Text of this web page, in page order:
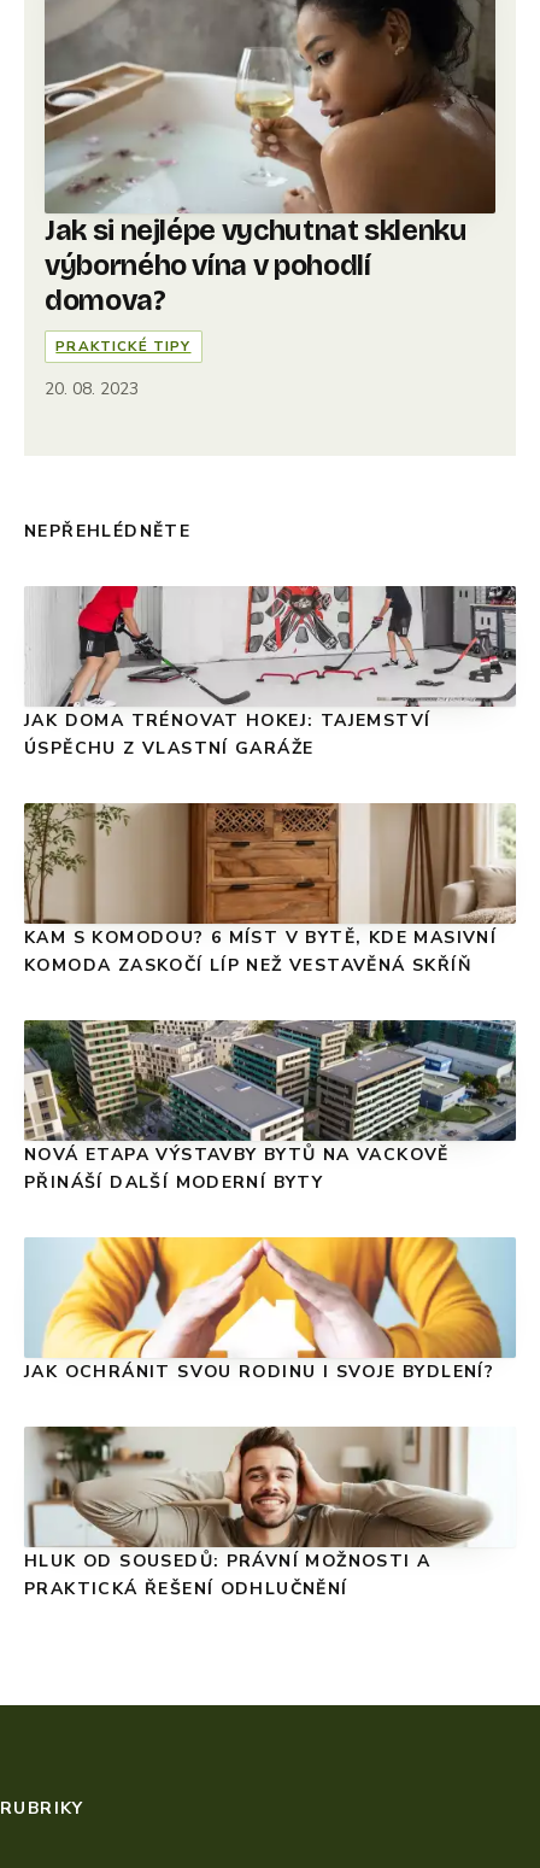
Jak si nejlépe vychutnat sklenku
výborného vína v pohodlí
domova?
PRAKTICKÉ TIPY
20. 08. 2023
NEPŘEHLÉDNĚTE
JAK DOMA TRÉNOVAT HOKEJ: TAJEMSTVÍ
ÚSPĚCHU Z VLASTNÍ GARÁŽE
KAM S KOMODOU? 6 MÍST V BYTĚ, KDE MASIVNÍ
KOMODA ZASKOČÍ LÍP NEŽ VESTAVĚNÁ SKŘÍŇ
NOVÁ ETAPA VÝSTAVBY BYTŮ NA VACKOVĚ
PŘINÁŠÍ DALŠÍ MODERNÍ BYTY
JAK OCHRÁNIT SVOU RODINU I SVOJE BYDLENÍ?
HLUK OD SOUSEDŮ: PRÁVNÍ MOŽNOSTI A
PRAKTICKÁ ŘEŠENÍ ODHLUČNĚNÍ
RUBRIKY